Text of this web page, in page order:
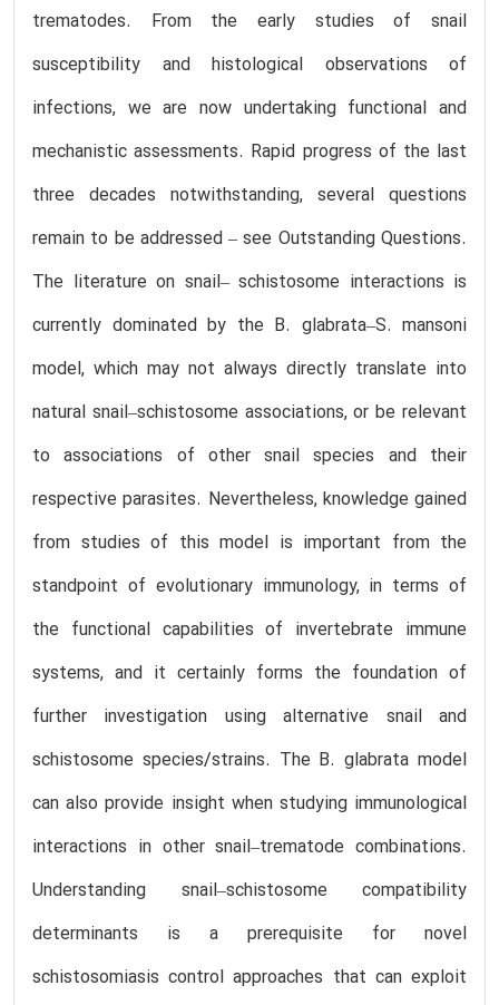
trematodes. From the early studies of snail
susceptibility and histological observations of
infections, we are now undertaking functional and
mechanistic assessments. Rapid progress of the last
three decades notwithstanding, several questions
remain to be addressed – see Outstanding Questions.
The literature on snail– schistosome interactions is
currently dominated by the B. glabrata–S. mansoni
model, which may not always directly translate into
natural snail–schistosome associations, or be relevant
to associations of other snail species and their
respective parasites. Nevertheless, knowledge gained
from studies of this model is important from the
standpoint of evolutionary immunology, in terms of
the functional capabilities of invertebrate immune
systems, and it certainly forms the foundation of
further investigation using alternative snail and
schistosome species/strains. The B. glabrata model
can also provide insight when studying immunological
interactions in other snail–trematode combinations.
Understanding snail–schistosome compatibility
determinants is a prerequisite for novel
schistosomiasis control approaches that can exploit